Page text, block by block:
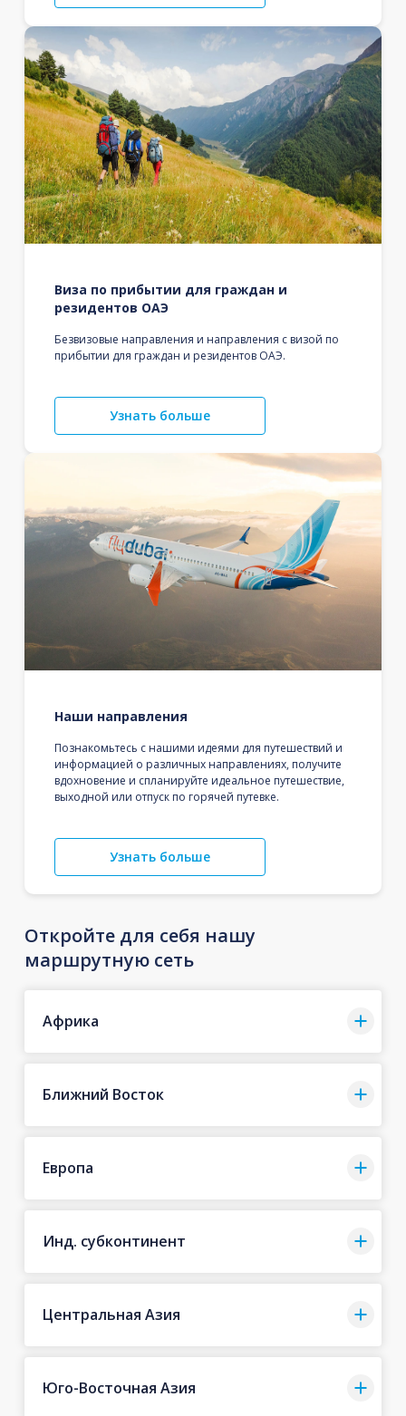
Виза по прибытии для граждан и
резидентов ОАЭ
Безвизовые направления и направления с визой по
прибытии для граждан и резидентов ОАЭ.
Узнать больше
Наши направления
Познакомьтесь с нашими идеями для путешествий и
информацией о различных направлениях, получите
вдохновение и спланируйте идеальное путешествие,
выходной или отпуск по горячей путевке.
Узнать больше
Откройте для себя нашу
маршрутную сеть
Африка
Ближний Восток
Европа
Инд. субконтинент
Центральная Азия
Юго-Восточная Азия